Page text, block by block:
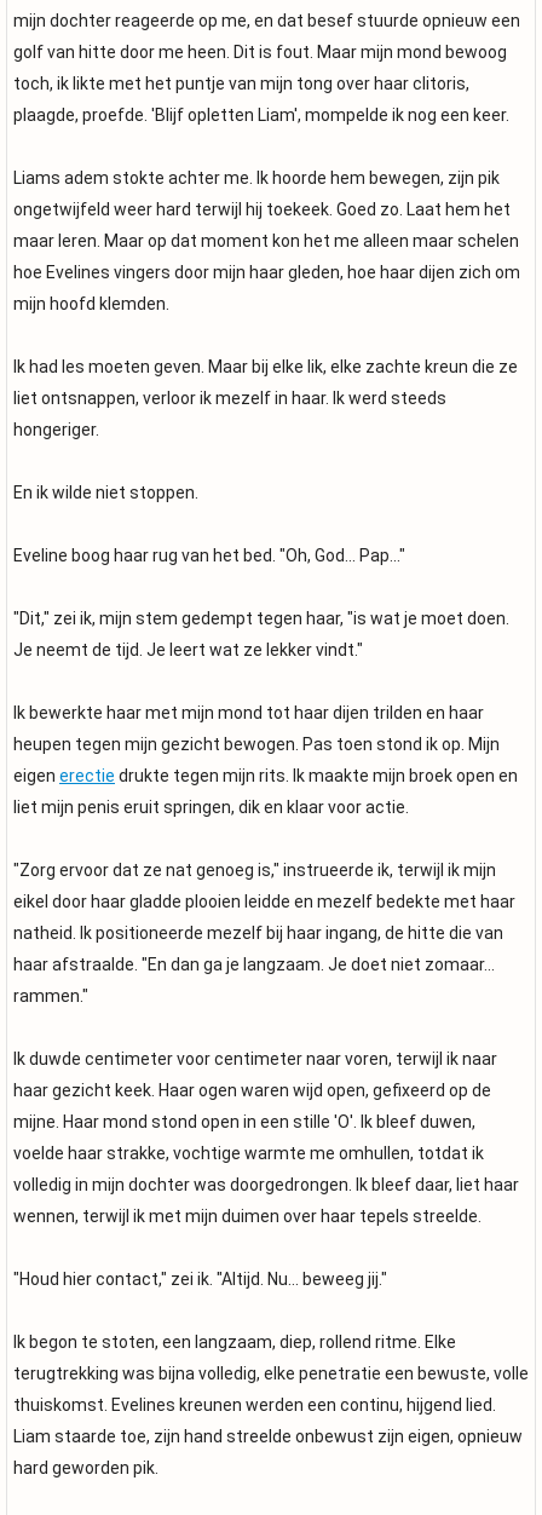
mijn dochter reageerde op me, en dat besef stuurde opnieuw een
golf van hitte door me heen. Dit is fout. Maar mijn mond bewoog
toch, ik likte met het puntje van mijn tong over haar clitoris,
plaagde, proefde. 'Blijf opletten Liam', mompelde ik nog een keer.
Liams adem stokte achter me. Ik hoorde hem bewegen, zijn pik
ongetwijfeld weer hard terwijl hij toekeek. Goed zo. Laat hem het
maar leren. Maar op dat moment kon het me alleen maar schelen
hoe Evelines vingers door mijn haar gleden, hoe haar dijen zich om
mijn hoofd klemden.
Ik had les moeten geven. Maar bij elke lik, elke zachte kreun die ze
liet ontsnappen, verloor ik mezelf in haar. Ik werd steeds
hongeriger.
En ik wilde niet stoppen.
Eveline boog haar rug van het bed. "Oh, God... Pap..."
"Dit," zei ik, mijn stem gedempt tegen haar, "is wat je moet doen.
Je neemt de tijd. Je leert wat ze lekker vindt."
Ik bewerkte haar met mijn mond tot haar dijen trilden en haar
heupen tegen mijn gezicht bewogen. Pas toen stond ik op. Mijn
eigen erectie drukte tegen mijn rits. Ik maakte mijn broek open en
liet mijn penis eruit springen, dik en klaar voor actie.
"Zorg ervoor dat ze nat genoeg is," instrueerde ik, terwijl ik mijn
eikel door haar gladde plooien leidde en mezelf bedekte met haar
natheid. Ik positioneerde mezelf bij haar ingang, de hitte die van
haar afstraalde. "En dan ga je langzaam. Je doet niet zomaar...
rammen."
Ik duwde centimeter voor centimeter naar voren, terwijl ik naar
haar gezicht keek. Haar ogen waren wijd open, gefixeerd op de
mijne. Haar mond stond open in een stille 'O'. Ik bleef duwen,
voelde haar strakke, vochtige warmte me omhullen, totdat ik
volledig in mijn dochter was doorgedrongen. Ik bleef daar, liet haar
wennen, terwijl ik met mijn duimen over haar tepels streelde.
"Houd hier contact," zei ik. "Altijd. Nu... beweeg jij."
Ik begon te stoten, een langzaam, diep, rollend ritme. Elke
terugtrekking was bijna volledig, elke penetratie een bewuste, volle
thuiskomst. Evelines kreunen werden een continu, hijgend lied.
Liam staarde toe, zijn hand streelde onbewust zijn eigen, opnieuw
hard geworden pik.